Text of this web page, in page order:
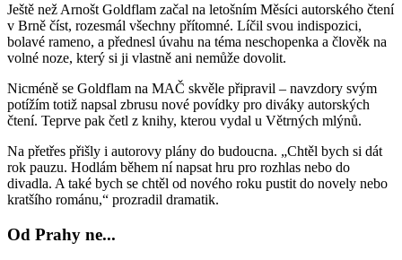
Ještě než Arnošt Goldflam začal na letošním Měsíci autorského čtení
v Brně číst, rozesmál všechny přítomné. Líčil svou indispozici,
bolavé rameno, a přednesl úvahu na téma neschopenka a člověk na
volné noze, který si ji vlastně ani nemůže dovolit.
Nicméně se Goldflam na MAČ skvěle připravil – navzdory svým
potížím totiž napsal zbrusu nové povídky pro diváky autorských
čtení. Teprve pak četl z knihy, kterou vydal u Větrných mlýnů.
Na přetřes přišly i autorovy plány do budoucna. „Chtěl bych si dát
rok pauzu. Hodlám během ní napsat hru pro rozhlas nebo do
divadla. A také bych se chtěl od nového roku pustit do novely nebo
kratšího románu,“ prozradil dramatik.
Od Prahy ne...